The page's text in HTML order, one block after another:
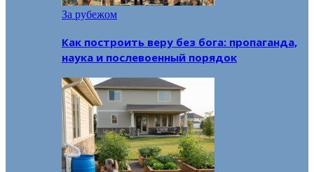
За рубежом
Как построить веру без бога: пропаганда,
наука и послевоенный порядок